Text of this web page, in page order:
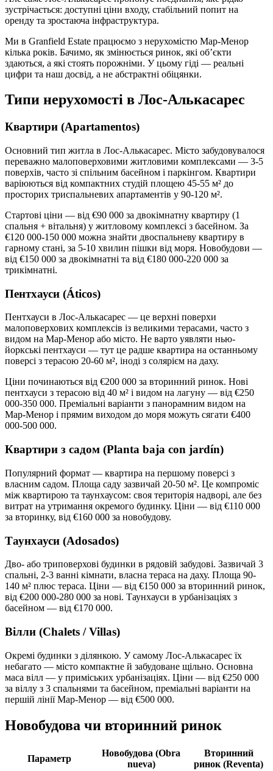
зустрічається: доступні ціни входу, стабільний попит на
оренду та зростаюча інфраструктура.
Ми в Granfield Estate працюємо з нерухомістю Мар-Менор
кілька років. Бачимо, як змінюється ринок, які обʼєкти
здаються, а які стоять порожніми. У цьому гіді — реальні
цифри та наш досвід, а не абстрактні обіцянки.
Типи нерухомості в Лос-Алькасарес
Квартири (Apartamentos)
Основний тип житла в Лос-Алькасарес. Місто забудовувалося
переважно малоповерховими житловими комплексами — 3-5
поверхів, часто зі спільним басейном і паркінгом. Квартири
варіюються від компактних студій площею 45-55 м² до
просторих триспальневих апартаментів у 90-120 м².
Стартові ціни — від €90 000 за двокімнатну квартиру (1
спальня + вітальня) у житловому комплексі з басейном. За
€120 000-150 000 можна знайти двоспальневу квартиру в
гарному стані, за 5-10 хвилин пішки від моря. Новобудови —
від €150 000 за двокімнатні та від €180 000-220 000 за
трикімнатні.
Пентхауси (Áticos)
Пентхауси в Лос-Алькасарес — це верхні поверхи
малоповерхових комплексів із великими терасами, часто з
видом на Мар-Менор або місто. Не варто уявляти нью-
йоркські пентхауси — тут це радше квартира на останньому
поверсі з терасою 20-60 м², іноді з солярієм на даху.
Ціни починаються від €200 000 за вторинний ринок. Нові
пентхауси з терасою від 40 м² і видом на лагуну — від €250
000-350 000. Преміальні варіанти з панорамним видом на
Мар-Менор і прямим виходом до моря можуть сягати €400
000-500 000.
Квартири з садом (Planta baja con jardín)
Популярний формат — квартира на першому поверсі з
власним садом. Площа саду зазвичай 20-50 м². Це компроміс
між квартирою та таунхаусом: своя територія надворі, але без
витрат на утримання окремого будинку. Ціни — від €110 000
за вторинку, від €160 000 за новобудову.
Таунхауси (Adosados)
Дво- або триповерхові будинки в рядовій забудові. Зазвичай 3
спальні, 2-3 ванні кімнати, власна тераса на даху. Площа 90-
140 м² плюс тераса. Ціни — від €150 000 за вторинний ринок,
від €200 000-280 000 за нові. Таунхауси в урбанізаціях з
басейном — від €170 000.
Вілли (Chalets / Villas)
Окремі будинки з ділянкою. У самому Лос-Алькасарес їх
небагато — місто компактне й забудоване щільно. Основна
маса вілл — у приміських урбанізаціях. Ціни — від €250 000
за віллу з 3 спальнями та басейном, преміальні варіанти на
першій лінії Мар-Менор — від €500 000.
Новобудова чи вторинний ринок
Параметр
Новобудова (Obra
nueva)
Вторинний
ринок (Reventa)